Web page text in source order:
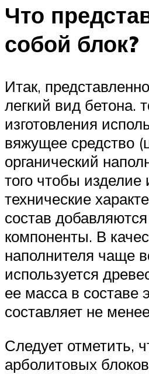
Что
собой блок?
Итак,
легкий вид бетона.
изготовления
вяжущее средство
органический
того чтобы
технические
состав
компоненты. В
наполнителя чаще
используется
ее масса в составе
составляет не
Следует отметить,
арболитовых